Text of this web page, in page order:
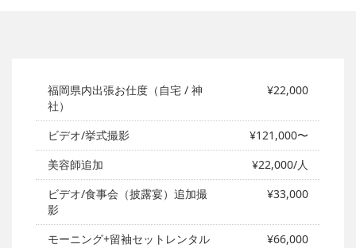
福岡県内出張お仕度（自宅 / 神
社）
¥22,000
ビデオ/挙式撮影
¥121,000〜
美容師追加
¥22,000/人
ビデオ/食事会（披露宴）追加撮
影
¥33,000
モーニング+留袖セットレンタル
¥66,000